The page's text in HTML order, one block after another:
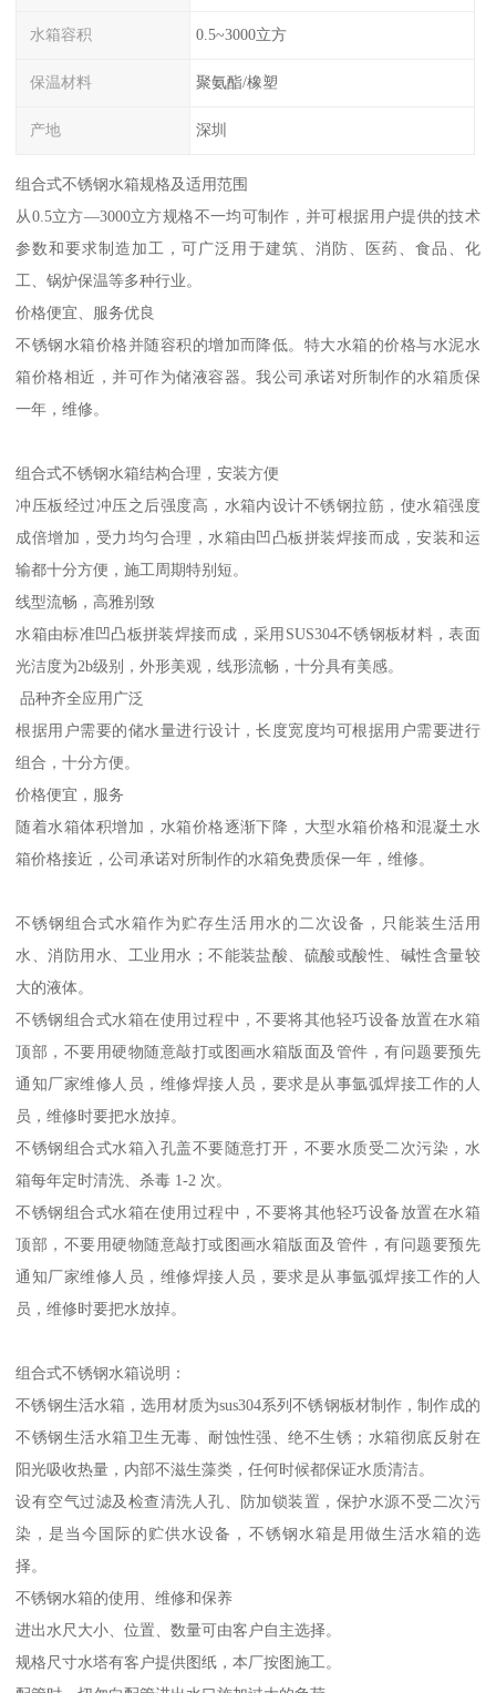
水箱容积 0.5~3000立方
保温材料 聚氨酯/橡塑
产地 深圳
组合式不锈钢水箱规格及适用范围
从0.5立方—3000立方规格不一均可制作，并可根据用户提供的技术
参数和要求制造加工，可广泛用于建筑、消防、医药、食品、化
工、锅炉保温等多种行业。
价格便宜、服务优良
不锈钢水箱价格并随容积的增加而降低。特大水箱的价格与水泥水
箱价格相近，并可作为储液容器。我公司承诺对所制作的水箱质保
一年，维修。
组合式不锈钢水箱结构合理，安装方便
冲压板经过冲压之后强度高，水箱内设计不锈钢拉筋，使水箱强度
输都十分方便，施工周期特别短。
线型流畅，高雅别致
水箱由标准凹凸板拼装焊接而成，采用SUS304不锈钢板材料，表面
光洁度为2b级别，外形美观，线形流畅，十分具有美感。
品种齐全应用广泛
根据用户需要的储水量进行设计，长度宽度均可根据用户需要进行
组合，十分方便。
价格便宜，服务
随着水箱体积增加，水箱价格逐渐下降，大型水箱价格和混凝土水
箱价格接近，公司承诺对所制作的水箱免费质保一年，维修。
不锈钢组合式水箱作为贮存生活用水的二次设备，只能装生活用
水、消防用水、工业用水；不能装盐酸、硫酸或酸性、碱性含量较
大的液体。
不锈钢组合式水箱在使用过程中，不要将其他轻巧设备放置在水箱
顶部，不要用硬物随意敲打或图画水箱版面及管件，有问题要预先